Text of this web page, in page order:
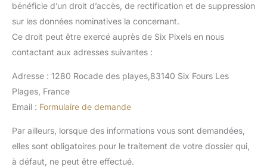
bénéficie d’un droit d’accès, de rectification et de suppression
sur les données nominatives la concernant.
Ce droit peut être exercé auprès de Six Pixels en nous
contactant aux adresses suivantes :
Adresse : 1280 Rocade des playes,83140 Six Fours Les
Plages, France
Email : Formulaire de demande
Par ailleurs, lorsque des informations vous sont demandées,
elles sont obligatoires pour le traitement de votre dossier qui,
à défaut, ne peut être effectué.